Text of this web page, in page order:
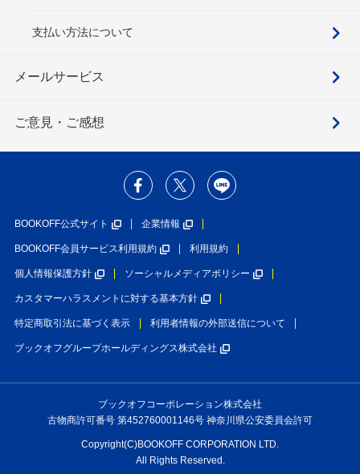
支払い方法について
メールサービス
ご意見・ご感想
BOOKOFF公式サイト 企業情報
BOOKOFF会員サービス利用規約 利用規約
個人情報保護方針 ソーシャルメディアポリシー
カスタマーハラスメントに対する基本方針
特定商取引法に基づく表示 利用者情報の外部送信について
ブックオフグループホールディングス株式会社
ブックオフコーポレーション株式会社
古物商許可番号 第452760001146号 神奈川県公安委員会許可
Copyright(C)BOOKOFF CORPORATION LTD.
All Rights Reserved.